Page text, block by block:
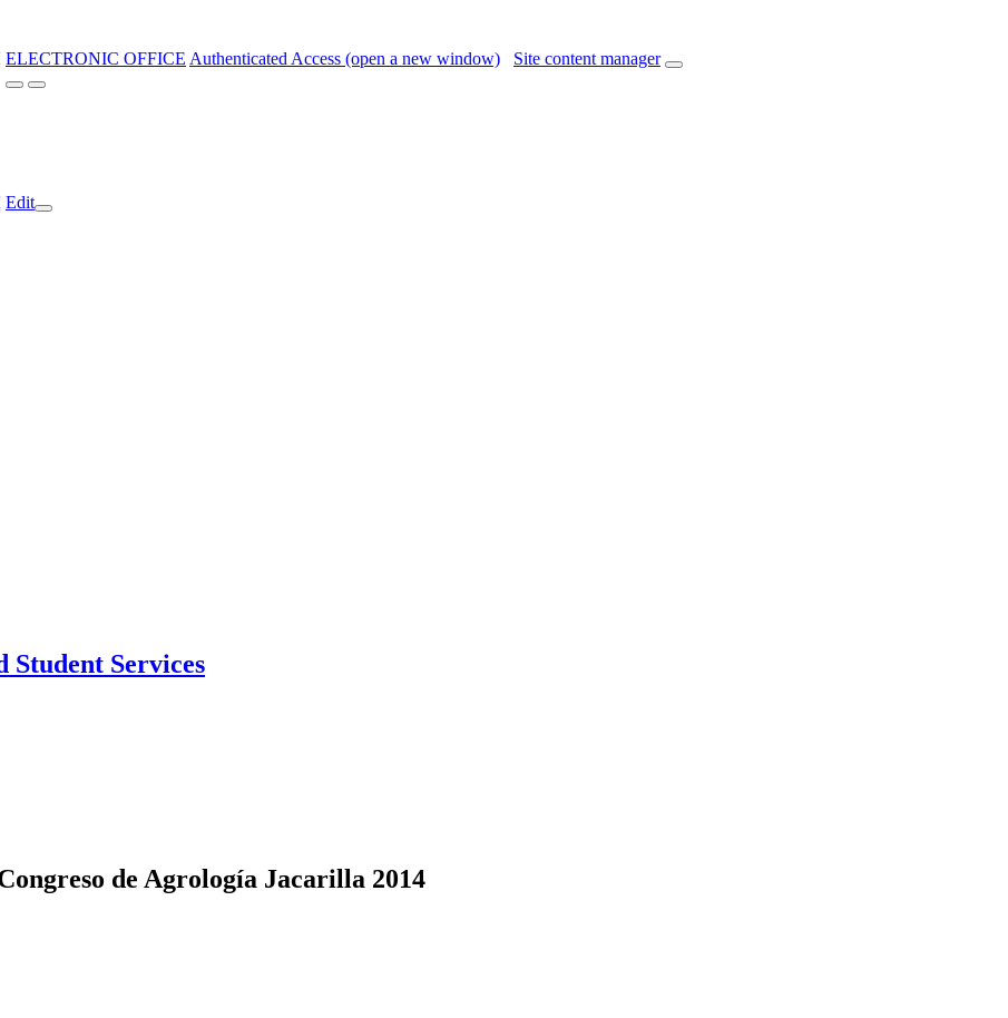
ELECTRONIC OFFICE Authenticated Access (open a new window) Site content manager
Edit
Services
de Agrología Jacarilla 2014